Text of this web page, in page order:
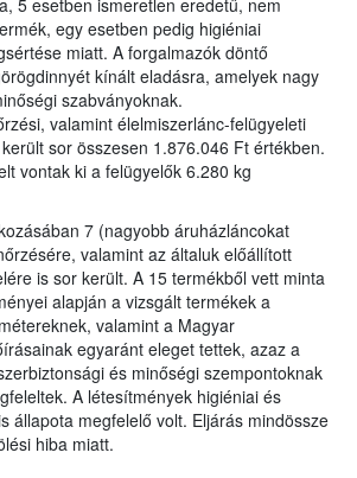
5 esetben ismeretlen eredetű, nem
egy esetben pedig higiéniai
miatt. A forgalmazók döntő
kínált eladásra, amelyek nagy
szabványoknak.
valamint élelmiszerlánc-felügyeleti
sor összesen 1.876.046 Ft értékben.
vontak ki a felügyelők 6.280 kg
7 (nagyobb áruházláncokat
valamint az általuk előállított
is sor került. A 15 termékből vett minta
alapján a vizsgált termékek a
valamint a Magyar
egyaránt eleget tettek, azaz a
és minőségi szempontoknak
A létesítmények higiéniai és
állapota megfelelő volt. Eljárás mindössze
hiba miatt.